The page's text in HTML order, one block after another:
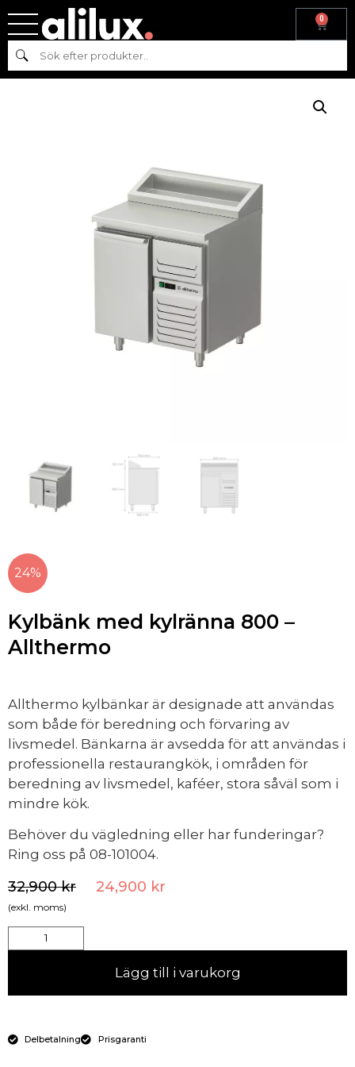
0
Sök
Hem
Allthermo
24%
Kylbänk med kylränna 800 –
Allthermo
Allthermo kylbänkar är designade att användas
som både för beredning och förvaring av
livsmedel. Bänkarna är avsedda för att användas i
professionella restaurangkök, i områden för
beredning av livsmedel, kaféer, stora såväl som i
mindre kök.
Behöver du vägledning eller har funderingar?
Ring oss på 08-101004.
32,900kr 24,900 kr
(exkl. moms)
Lägg till i varukorg
Delbetalning Prisgaranti